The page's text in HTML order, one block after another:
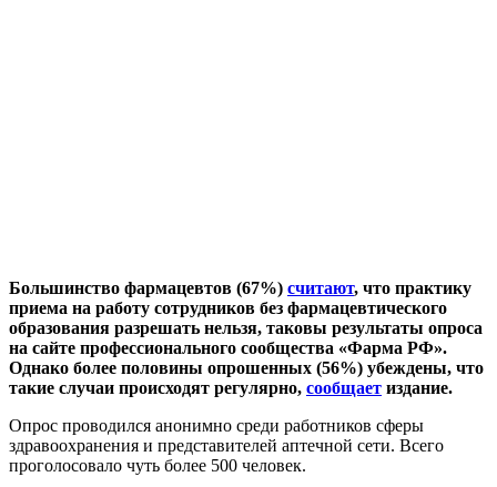
Большинство фармацевтов (67%) считают, что практику
приема на работу сотрудников без фармацевтического
образования разрешать нельзя, таковы результаты опроса
на сайте профессионального сообщества «Фарма РФ».
Однако более половины опрошенных (56%) убеждены, что
такие случаи происходят регулярно, сообщает издание.
Опрос проводился анонимно среди работников сферы
здравоохранения и представителей аптечной сети. Всего
проголосовало чуть более 500 человек.